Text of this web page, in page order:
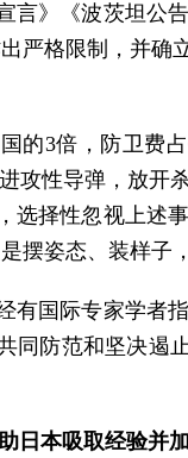
言》《波茨坦公
严格限制，并确
的3倍，防卫费
攻性导弹，放开
选择性忽视上述
摆姿态、装样子
有国际专家学者
同防范和坚决遏
本吸取经验并